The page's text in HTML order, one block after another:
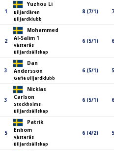
1
Yuzhou Li
Biljardären
Biljardklubb
8 (7/1)
2
Mohammed
Al-Salim 1
Västerås
Biljardsällskap
6 (5/1)
3
Dan
Andersson
Gefle Biljardklubb
6 (5/1)
3
Nicklas
Carlson
Stockholms
Biljardsällskap
6 (5/1)
5
Patrik
Enbom
Västerås
Biljardsällskap
6 (4/2)